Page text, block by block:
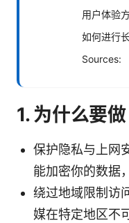
用户体验
如何进行
Sources:
1. 为什么要
保护隐私与上网
能加密你的数据
绕过地域限制访
媒在特定地区不